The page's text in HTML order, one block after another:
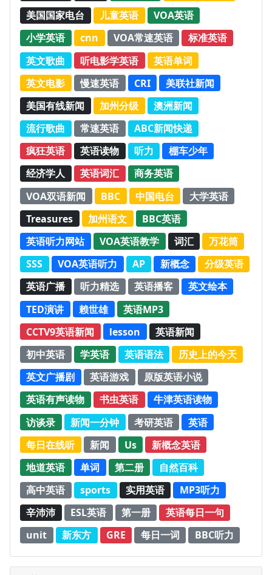
美国国家电台
儿童英语
VOA英语
小学英语
cnn VOA常速英语
标准英语
英文歌曲
听电影学英语
英语单词
英文电影
慢速英语 CRI
美联社新闻
美国有线新闻
加州分级
澳洲新闻
流行歌曲
常速英语
ABC新闻快递
疯狂英语
英语读物 听力
棚车少年
经济学人
英语词汇
商务英语
VOA双语新闻
BBC 中国电台
大学英语
Treasures
加州语文
BBC英语
英语听力网站
VOA英语教学 词汇
万花筒
SSS
VOA英语听力 AP 新概念
分级英语
英语广播
听力精选 英语播客
英文绘本
TED演讲
赖世雄
英语MP3
CCTV9英语新闻
lesson
英语新闻
初中英语
学英语 英语语法
历史上的今天
英文广播剧
英语游戏
原版英语小说
英语有声读物
书虫英语
牛津英语读物
访谈录
新闻一分钟 考研英语
英语
每日在线听
新闻 Us
新概念英语
地道英语
单词 第二册
自然百科
高中英语
sports 实用英语
MP3听力
辛沛沛
ESL英语 第一册
英语每日一句
unit
新东方 GRE 每日一词 BBC听力